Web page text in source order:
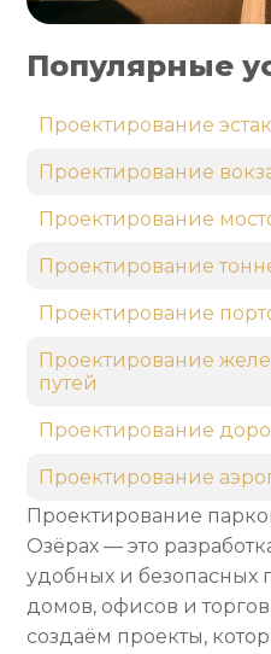
Проектирование
Озёрах — это
удобных и безопасных
домов, офисов и
создаём проекты,
Популярные
Проектирование
Проектирование
Проектирование
Проектирование
Проектирование
Проектирование
путей
Проектирование
Проектирование